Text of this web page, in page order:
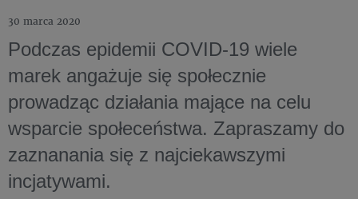
30 marca 2020
Podczas epidemii COVID-19 wiele
marek angażuje się społecznie
prowadząc działania mające na celu
wsparcie społeceństwa. Zapraszamy do
zaznanania się z najciekawszymi
incjatywami.